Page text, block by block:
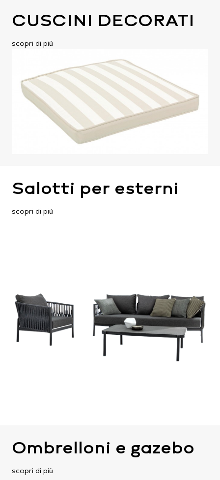
CUSCINI DECORATI
scopri di più
Salotti per esterni
scopri di più
Ombrelloni e gazebo
scopri di più